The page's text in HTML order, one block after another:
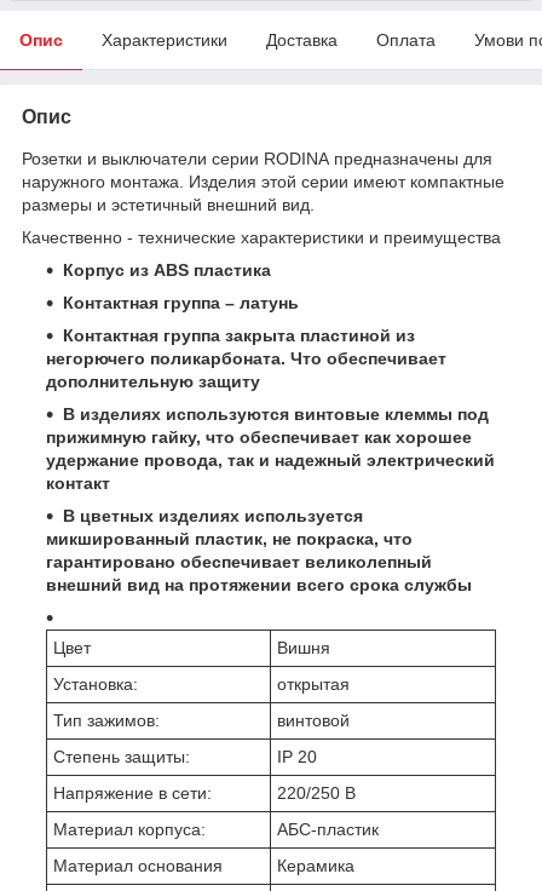
Опис Характеристики Доставка Оплата Умови
Опис
Розетки и выключатели серии RODINA предназначены для
наружного монтажа. Изделия этой серии имеют компактные
размеры и эстетичный внешний вид.
Качественно - технические характеристики и преимущества
Корпус из ABS пластика
Контактная группа – латунь
Контактная группа закрыта пластиной из
негорючего поликарбоната. Что обеспечивает
дополнительную защиту
В изделиях используются винтовые клеммы под
прижимную гайку, что обеспечивает как хорошее
удержание провода, так и надежный электрический
контакт
В цветных изделиях используется
микшированный пластик, не покраска, что
гарантировано обеспечивает великолепный
внешний вид на протяжении всего срока службы
Цвет
Вишня
Установка:
открытая
Тип зажимов:
винтовой
Степень защиты:
IP 20
Напряжение в сети:
220/250 В
Материал корпуса:
АБС-пластик
Материал основания
Керамика